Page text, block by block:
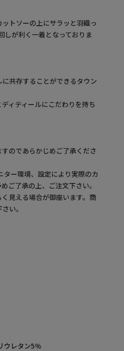
トソーの上にサラッと羽織っ
しが利く一着となっておりま
共存することができるタウン
ィティールにこだわりを持ち
のであらかじめご了承くださ
ー環境、設定により実際のカ
ご了承の上、ご注文下さい。
見える場合が御座います。商
い。
レタン5%